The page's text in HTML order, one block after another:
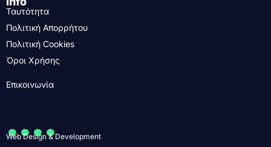
Ταυτότητα
Πολιτική Απορρήτου
Πολιτική Cookies
Όροι Χρήσης
Επικοινωνία
....
Web Design & Development